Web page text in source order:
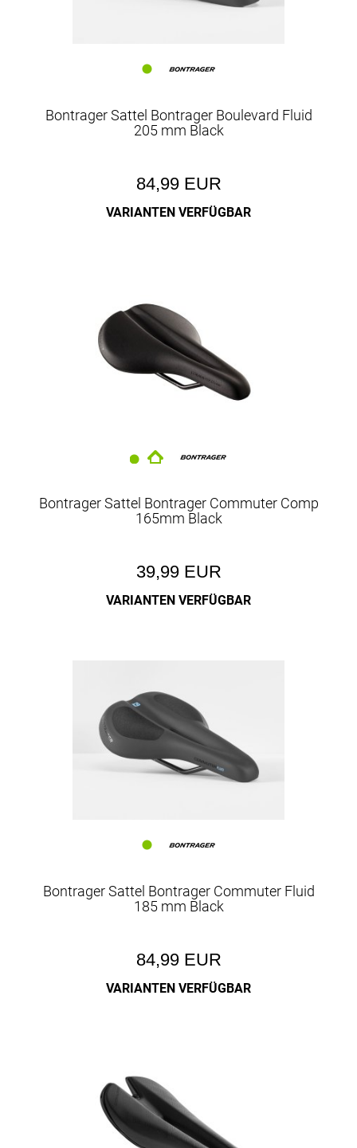
Bontrager Sattel Bontrager Boulevard Fluid
205 mm Black
84,99 EUR
VARIANTEN VERFÜGBAR
Bontrager Sattel Bontrager Commuter Comp
165mm Black
39,99 EUR
VARIANTEN VERFÜGBAR
Bontrager Sattel Bontrager Commuter Fluid
185 mm Black
84,99 EUR
VARIANTEN VERFÜGBAR